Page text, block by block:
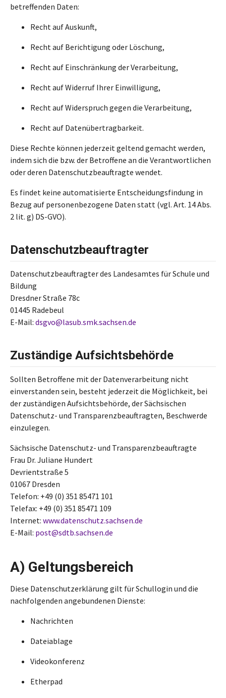
betreffenden Daten:
Recht auf Auskunft,
Recht auf Berichtigung oder Löschung,
Recht auf Einschränkung der Verarbeitung,
Recht auf Widerruf Ihrer Einwilligung,
Recht auf Widerspruch gegen die Verarbeitung,
Recht auf Datenübertragbarkeit.
Diese Rechte können jederzeit geltend gemacht werden,
indem sich die bzw. der Betroffene an die Verantwortlichen
oder deren Datenschutzbeauftragte wendet.
Es findet keine automatisierte Entscheidungsfindung in
Bezug auf personenbezogene Daten statt (vgl. Art. 14 Abs.
2 lit. g) DS-GVO).
Datenschutzbeauftragter
Datenschutzbeauftragter des Landesamtes für Schule und
Bildung
Dresdner Straße 78c
01445 Radebeul
E-Mail: dsgvo@lasub.smk.sachsen.de
Zuständige Aufsichtsbehörde
Sollten Betroffene mit der Datenverarbeitung nicht
einverstanden sein, besteht jederzeit die Möglichkeit, bei
der zuständigen Aufsichtsbehörde, der Sächsischen
Datenschutz- und Transparenzbeauftragten, Beschwerde
einzulegen.
Sächsische Datenschutz- und Transparenzbeauftragte
Frau Dr. Juliane Hundert
Devrientstraße 5
01067 Dresden
Telefon: +49 (0) 351 85471 101
Telefax: +49 (0) 351 85471 109
Internet: www.datenschutz.sachsen.de
E-Mail: post@sdtb.sachsen.de
A) Geltungsbereich
Diese Datenschutzerklärung gilt für Schullogin und die
nachfolgenden angebundenen Dienste:
Nachrichten
Dateiablage
Videokonferenz
Etherpad